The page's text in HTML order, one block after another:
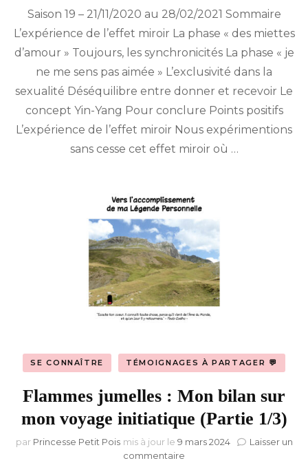
jumelles :
Mon
bilan
du
défi
100
jours :
(Partie
Saison 19 – 21/11/2020 au 28/02/2021 Sommaire
L’expérience de l’effet miroir La phase « des miettes
d’amour » Toujours, les synchronicités La phase « je
ne me sens pas aimée » L’exclusivité dans la
sexualité Déséquilibre entre donner et recevoir Le
concept Yin-Yang Pour conclure Points positifs
L’expérience de l’effet miroir Nous expérimentions
sans cesse cet effet miroir où …
SE CONNAÎTRE TÉMOIGNAGES À PARTAGER 💬
Flammes jumelles : Mon bilan sur
mon voyage initiatique (Partie 1/3)
par Princesse Petit Pois mis à jour le 9 mars 2024
Laisser un
commentaire